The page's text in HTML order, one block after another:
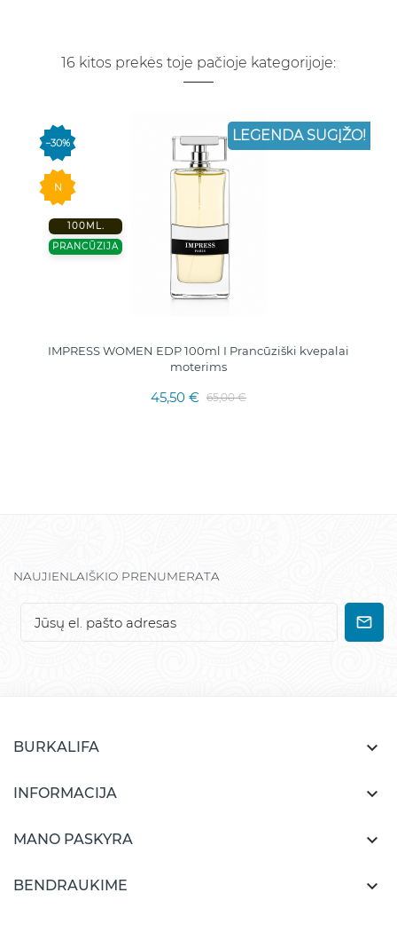
16 kitos prekės toje pačioje kategorijoje:
−30%
N
100ML.
PRANCŪZIJA
IMPRESS WOMEN EDP 100ml I Prancūziški kvepalai
moterims
45,50 € 65,00 €
LEGENDA SUGĮŽO!
NAUJIENLAIŠKIO PRENUMERATA
BURKALIFA 
INFORMACIJA 
MANO PASKYRA 
BENDRAUKIME 